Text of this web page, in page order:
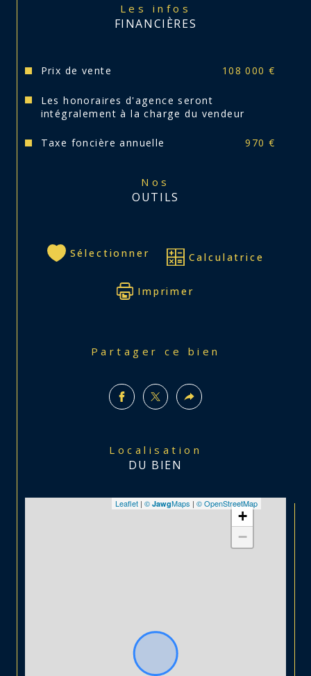
Pour toute demande d'information et/ou
Les informations sur les risques auxquels ce bien
est exposé sont disponibles sur le site
Les infos
FINANCIÈRES
Prix de vente 108 000 €
Les honoraires d'agence seront
intégralement à la charge du vendeur
Taxe foncière annuelle 970 €
Nos
OUTILS
Sélectionner Calculatrice
Imprimer
Partager ce bien
Localisation
DU BIEN
+
−
Leaflet | © JawgMaps | © OpenStreetMap